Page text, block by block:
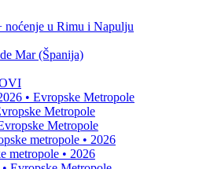
noćenje u Rimu i Napulju
Mar (Španija)
• Evropske Metropole
Metropole
Metropole
metropole • 2026
metropole • 2026